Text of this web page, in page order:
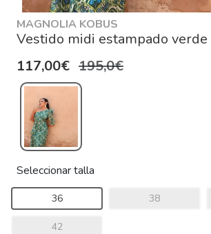
MAGNOLIA KOBUS
Vestido midi estampado verde
117,00€ 195,0€
Seleccionar talla
36 38
42